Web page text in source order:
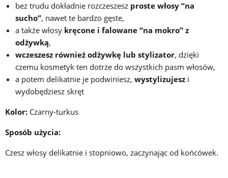
bez trudu dokładnie rozczeszesz proste włosy “na
sucho”, nawet te bardzo gęste,
a także włosy kręcone i falowane “na mokro” z
odżywką,
wczeszesz również odżywkę lub stylizator, dzięki
czemu kosmetyk ten dotrze do wszystkich pasm włosów,
a potem delikatnie je podwiniesz, wystylizujesz i
wydobędziesz skręt
Kolor: Czarny-turkus
Sposób użycia:
Czesz włosy delikatnie i stopniowo, zaczynając od końcówek.